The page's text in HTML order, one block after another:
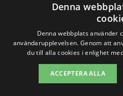
Få 3 erbjudanden,
Sök efter en
Denna
Denna webbplats använder
användarupplevelsen. Genom att
du till alla cookies i enlighet
ACCEPTERA ALLA